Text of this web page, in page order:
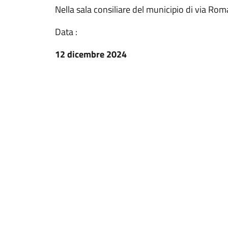
Nella sala consiliare del municipio di via
Data :
12 dicembre 2024